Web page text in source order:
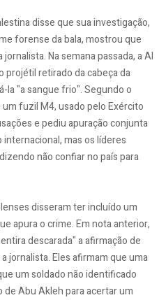
disse que sua investigação,
forense da bala, mostrou que
Na semana passada, a Al
projétil retirado da cabeça da
la "a sangue frio". Segundo o
fuzil M4, usado pelo Exército
e pediu apuração conjunta
internacional, mas os líderes
não confiar no país para
disseram ter incluído um
apura o crime. Em nota anterior,
descarada" a afirmação de
jornalista. Eles afirmam que uma
um soldado não identificado
Abu Akleh para acertar um